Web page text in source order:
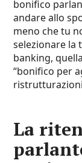
bonifico
andare allo
meno che tu
selezionare la
banking,
“bonifico per
La